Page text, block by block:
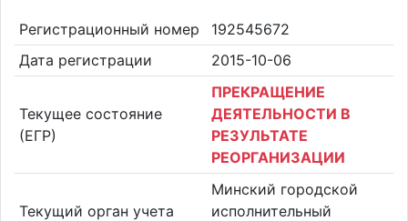
Регистрационный номер
192545672
Дата регистрации
2015-10-06
Текущее состояние
(ЕГР)
ПРЕКРАЩЕНИЕ
ДЕЯТЕЛЬНОСТИ В
РЕЗУЛЬТАТЕ
РЕОРГАНИЗАЦИИ
Текущий орган учета
Минский городской
исполнительный